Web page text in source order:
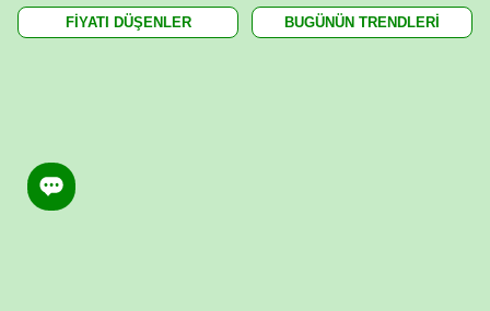
FİYATI DÜŞENLER BUGÜNÜN TRENDLERİ